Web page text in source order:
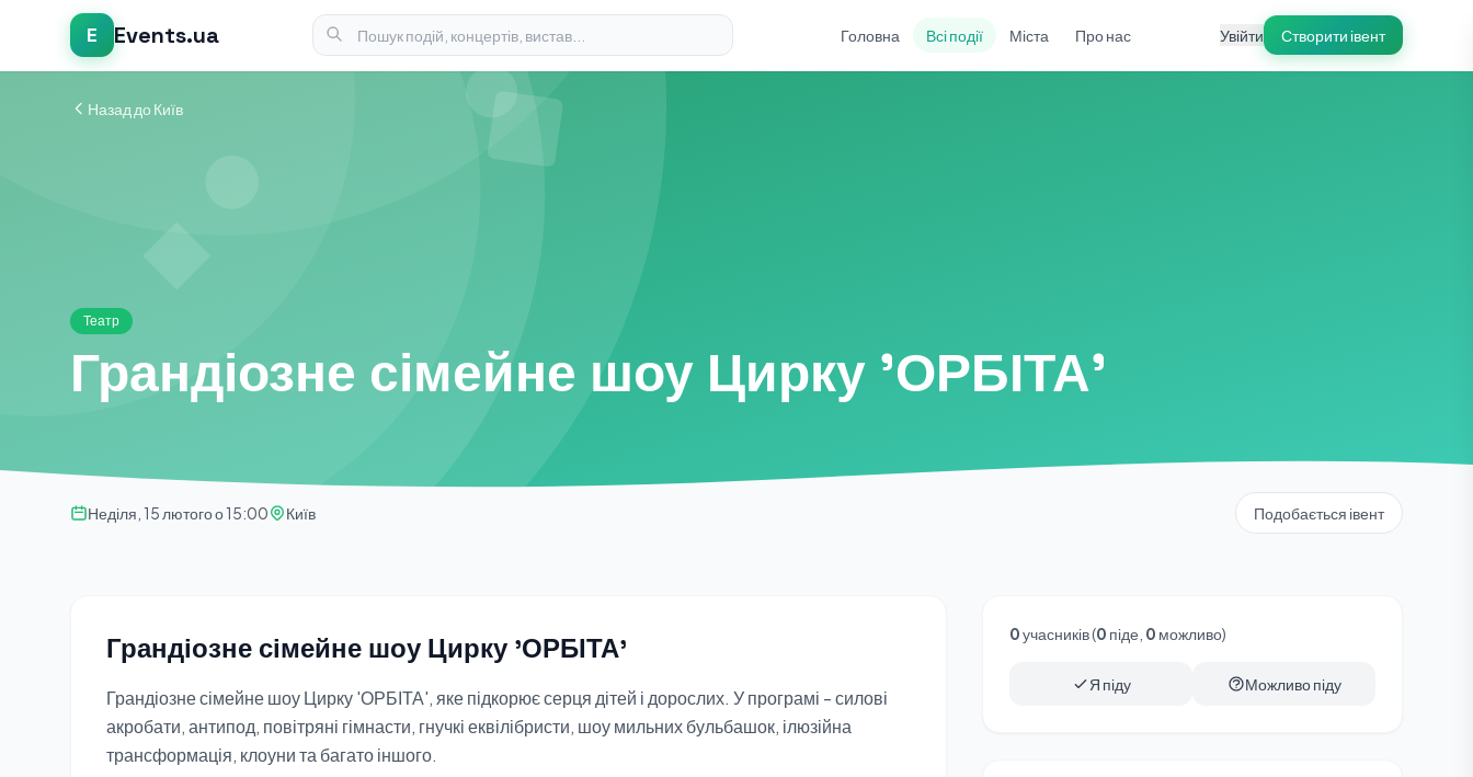
E Events.ua Головна Всі події Міста Про нас Увійти Створити івент
Назад до Київ
Театр
Грандіозне сімейне шоу Цирку 'ОРБІТА'
Неділя, 15 лютого о 15:00 Київ Подобається івент
Грандіозне сімейне шоу Цирку 'ОРБІТА'
Грандіозне сімейне шоу Цирку 'ОРБІТА', яке підкорює серця дітей і дорослих. У програмі - силові
акробати, антипод, повітряні гімнасти, гнучкі еквілібристи, шоу мильних бульбашок, ілюзійна
трансформація, клоуни та багато іншого.
0учасників (0 піде, 0 можливо)
Я піду Можливо піду